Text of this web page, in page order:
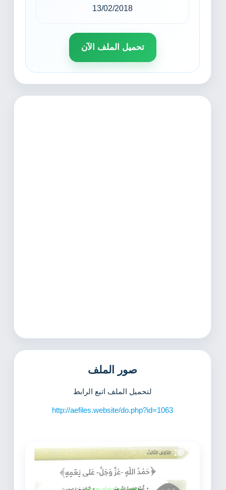
13/02/2018
تحميل الملف الآن
صور الملف
لتحميل الملف اتبع الرابط
http://aefiles.website/do.php?id=1063